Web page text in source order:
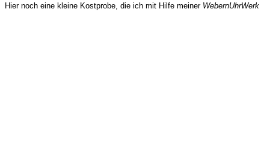
Hier noch eine kleine Kostprobe, die ich mit Hilfe meiner WebernUhrWerk